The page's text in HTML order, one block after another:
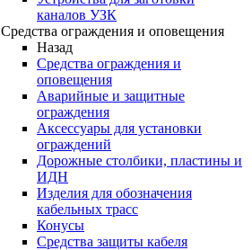
каналов УЗК
Средства ограждения и оповещения
Назад
Средства ограждения и
оповещения
Аварийные и защитные
ограждения
Аксессуары для установки
ограждений
Дорожные столбики, пластины и
ИДН
Изделия для обозначения
кабельных трасс
Конусы
Средства защиты кабеля